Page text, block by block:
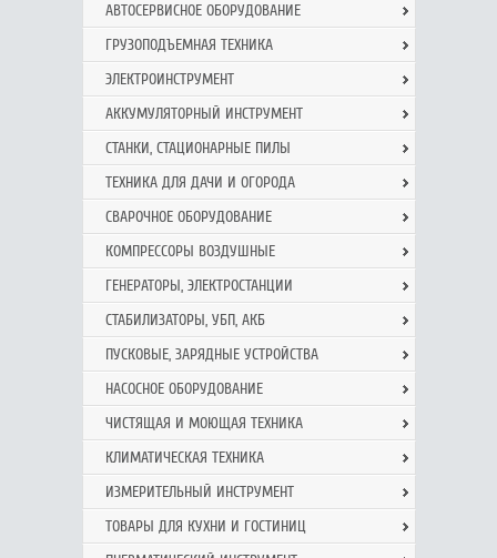
АВТОСЕРВИСНОЕ ОБОРУДОВАНИЕ
ГРУЗОПОДЪЕМНАЯ ТЕХНИКА
ЭЛЕКТРОИНСТРУМЕНТ
АККУМУЛЯТОРНЫЙ ИНСТРУМЕНТ
СТАНКИ, СТАЦИОНАРНЫЕ ПИЛЫ
ТЕХНИКА ДЛЯ ДАЧИ И ОГОРОДА
СВАРОЧНОЕ ОБОРУДОВАНИЕ
КОМПРЕССОРЫ ВОЗДУШНЫЕ
ГЕНЕРАТОРЫ, ЭЛЕКТРОСТАНЦИИ
СТАБИЛИЗАТОРЫ, УБП, АКБ
ПУСКОВЫЕ, ЗАРЯДНЫЕ УСТРОЙСТВА
НАСОСНОЕ ОБОРУДОВАНИЕ
ЧИСТЯЩАЯ И МОЮЩАЯ ТЕХНИКА
КЛИМАТИЧЕСКАЯ ТЕХНИКА
ИЗМЕРИТЕЛЬНЫЙ ИНСТРУМЕНТ
ТОВАРЫ ДЛЯ КУХНИ И ГОСТИНИЦ